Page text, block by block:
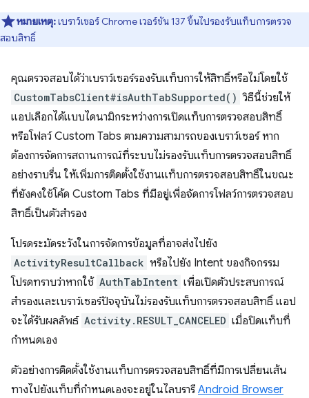
หมายเหตุ:เบราว์เซอร์ Chrome เวอร์ชัน 137 ขึ้นไปรองรับแท็บการตรวจ
สอบสิทธิ์
คุณตรวจสอบได้ว่าเบราว์เซอร์รองรับแท็บการให้สิทธิ์หรือไม่โดยใช้
CustomTabsClient#isAuthTabSupported() วิธีนี้ช่วยให้
แอปเลือกได้แบบไดนามิกระหว่างการเปิดแท็บการตรวจสอบสิทธิ์
หรือโฟลว์ Custom Tabs ตามความสามารถของเบราว์เซอร์ หาก
ต้องการจัดการสถานการณ์ที่ระบบไม่รองรับแท็บการตรวจสอบสิทธิ์
อย่างราบรื่น ให้เพิ่มการติดตั้งใช้งานแท็บการตรวจสอบสิทธิ์ในขณะ
ที่ยังคงใช้โค้ด Custom Tabs ที่มีอยู่เพื่อจัดการโฟลว์การตรวจสอบ
สิทธิ์เป็นตัวสำรอง
โปรดระมัดระวังในการจัดการข้อมูลที่อาจส่งไปยัง
ActivityResultCallback หรือไปยัง Intent ของกิจกรรม
โปรดทราบว่าหากใช้ AuthTabIntent เพื่อเปิดตัวประสบการณ์
สำรองและเบราว์เซอร์ปัจจุบันไม่รองรับแท็บการตรวจสอบสิทธิ์ แอป
จะได้รับผลลัพธ์ Activity.RESULT_CANCELED เมื่อปิดแท็บที่
กำหนดเอง
ตัวอย่างการติดตั้งใช้งานแท็บการตรวจสอบสิทธิ์ที่มีการเปลี่ยนเส้น
ทางไปยังแท็บที่กำหนดเองจะอยู่ในไลบรารี Android Browser